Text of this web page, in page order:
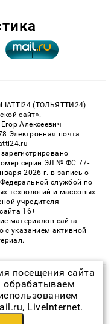
(ТОЛЬЯТТИ24)
сайт».
Алексеевич
Электронная почта
серии ЭЛ № ФС 77-
2026 г. в запись о
службой по
технологий и массовых
учредителя
16+
материалов сайта
с указанием активной
защищены
16+
посещения сайта
обрабатываем
LiveInternet.